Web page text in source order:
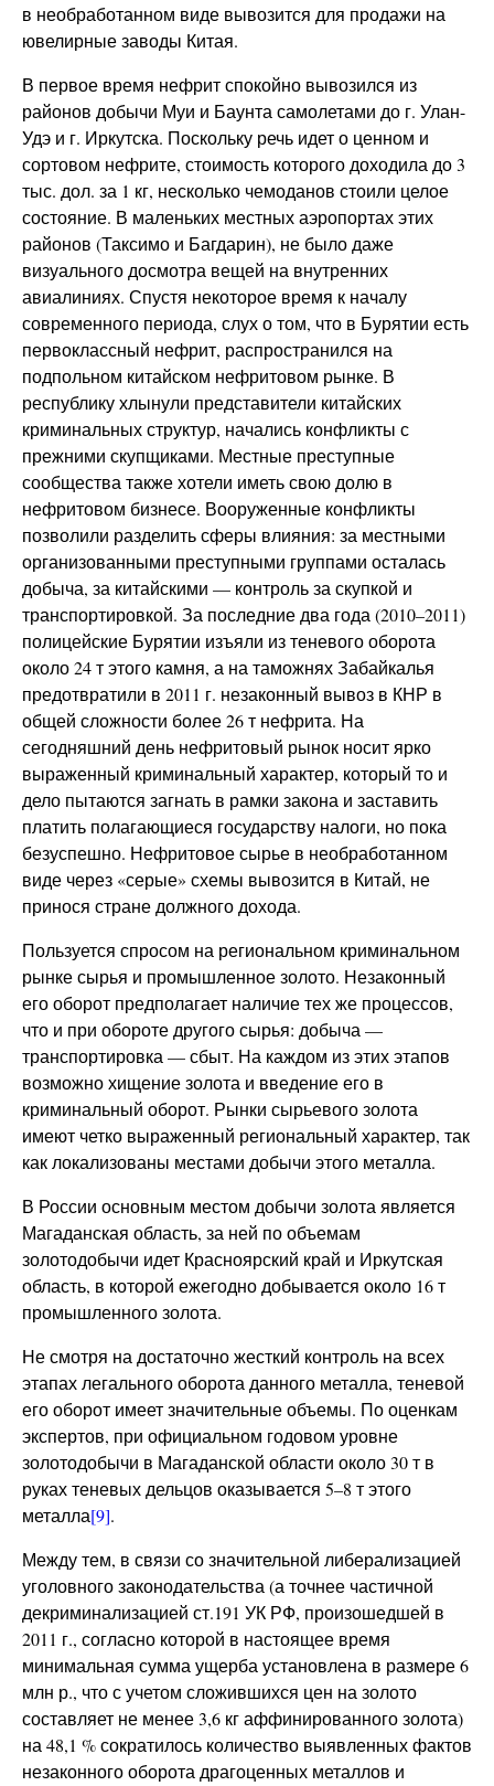
в необработанном виде вывозится для продажи на
ювелирные заводы Китая.
В первое время нефрит спокойно вывозился из
районов добычи Муи и Баунта самолетами до г. Улан-
Удэ и г. Иркутска. Поскольку речь идет о ценном и
сортовом нефрите, стоимость которого доходила до 3
тыс. дол. за 1 кг, несколько чемоданов стоили целое
состояние. В маленьких местных аэропортах этих
районов (Таксимо и Багдарин), не было даже
визуального досмотра вещей на внутренних
авиалиниях. Спустя некоторое время к началу
современного периода, слух о том, что в Бурятии есть
первоклассный нефрит, распространился на
подпольном китайском нефритовом рынке. В
республику хлынули представители китайских
криминальных структур, начались конфликты с
прежними скупщиками. Местные преступные
сообщества также хотели иметь свою долю в
нефритовом бизнесе. Вооруженные конфликты
позволили разделить сферы влияния: за местными
организованными преступными группами осталась
добыча, за китайскими — контроль за скупкой и
транспортировкой. За последние два года (2010–2011)
полицейские Бурятии изъяли из теневого оборота
около 24 т этого камня, а на таможнях Забайкалья
предотвратили в 2011 г. незаконный вывоз в КНР в
общей сложности более 26 т нефрита. На
сегодняшний день нефритовый рынок носит ярко
выраженный криминальный характер, который то и
дело пытаются загнать в рамки закона и заставить
платить полагающиеся государству налоги, но пока
безуспешно. Нефритовое сырье в необработанном
виде через «серые» схемы вывозится в Китай, не
принося стране должного дохода.
Пользуется спросом на региональном криминальном
рынке сырья и промышленное золото. Незаконный
его оборот предполагает наличие тех же процессов,
что и при обороте другого сырья: добыча —
транспортировка — сбыт. На каждом из этих этапов
возможно хищение золота и введение его в
криминальный оборот. Рынки сырьевого золота
имеют четко выраженный региональный характер, так
как локализованы местами добычи этого металла.
В России основным местом добычи золота является
Магаданская область, за ней по объемам
золотодобычи идет Красноярский край и Иркутская
область, в которой ежегодно добывается около 16 т
промышленного золота.
Не смотря на достаточно жесткий контроль на всех
этапах легального оборота данного металла, теневой
его оборот имеет значительные объемы. По оценкам
экспертов, при официальном годовом уровне
золотодобычи в Магаданской области около 30 т в
руках теневых дельцов оказывается 5–8 т этого
металла[9].
Между тем, в связи со значительной либерализацией
уголовного законодательства (а точнее частичной
декриминализацией ст.191 УК РФ, произошедшей в
2011 г., согласно которой в настоящее время
минимальная сумма ущерба установлена в размере 6
млн р., что с учетом сложившихся цен на золото
составляет не менее 3,6 кг аффинированного золота)
на 48,1 % сократилось количество выявленных фактов
незаконного оборота драгоценных металлов и